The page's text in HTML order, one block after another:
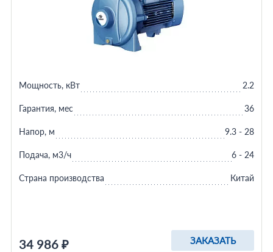
34 986 ₽ ЗАКАЗАТЬ
Мощность, кВт 2.2
Гарантия, мес 36
Напор, м 9.3 - 28
Подача, м3/ч 6 - 24
Страна производства Китай